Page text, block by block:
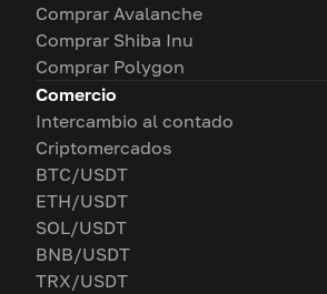
Comprar Avalanche
Comprar Shiba Inu
Comprar Polygon
Comercio
Intercambio al contado
Criptomercados
BTC/USDT
ETH/USDT
SOL/USDT
BNB/USDT
TRX/USDT